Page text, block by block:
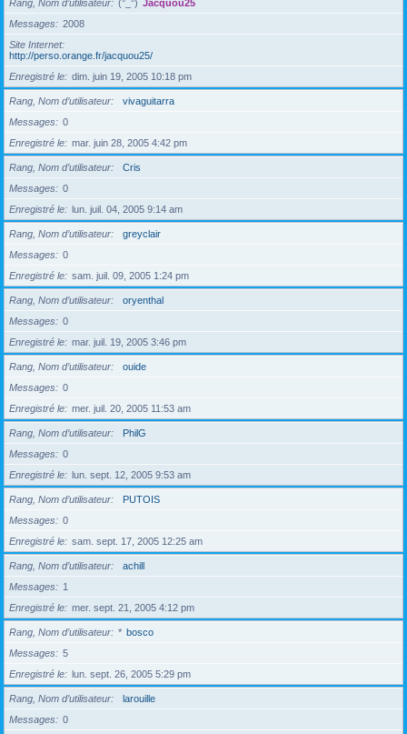
Rang, Nom d’utilisateur (°_°) Jacquou25
Messages
2008
Site Internet
http://perso.orange.fr/jacquou25/
Enregistré le
dim. juin 19, 2005 10:18 pm
Rang, Nom d’utilisateur
vivaguitarra
Messages
0
Enregistré le
mar. juin 28, 2005 4:42 pm
Rang, Nom d’utilisateur
Cris
Messages
0
Enregistré le
lun. juil. 04, 2005 9:14 am
Rang, Nom d’utilisateur
greyclair
Messages
0
Enregistré le
sam. juil. 09, 2005 1:24 pm
Rang, Nom d’utilisateur
oryenthal
Messages
0
Enregistré le
mar. juil. 19, 2005 3:46 pm
Rang, Nom d’utilisateur
ouide
Messages
0
Enregistré le
mer. juil. 20, 2005 11:53 am
Rang, Nom d’utilisateur
PhilG
Messages
0
Enregistré le
lun. sept. 12, 2005 9:53 am
Rang, Nom d’utilisateur
PUTOIS
Messages
0
Enregistré le
sam. sept. 17, 2005 12:25 am
Rang, Nom d’utilisateur
achill
Messages
1
Enregistré le
mer. sept. 21, 2005 4:12 pm
Rang, Nom d’utilisateur * bosco
Messages
5
Enregistré le
lun. sept. 26, 2005 5:29 pm
Rang, Nom d’utilisateur
larouille
Messages
0